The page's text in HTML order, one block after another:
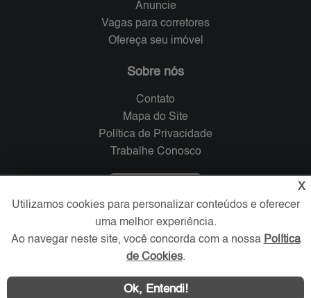
Anuncie
Vagas para corretores
Ofereça seu imóvel
Sobre nós
Contato
Mapa do Site
Política de Privacidade
Trabalhe Conosco
Redes Sociais
X
Utilizamos cookies para personalizar conteúdos e oferecer
uma melhor experiência.
Ao navegar neste site, você concorda com a nossa Política
de Cookies.
Ok, Entendi!